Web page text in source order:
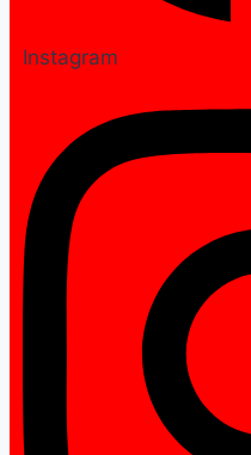
Instagram